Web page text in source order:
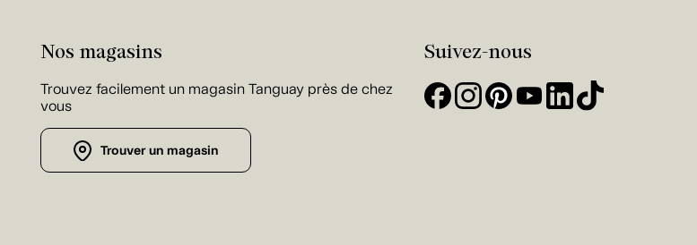
Nos magasins
Trouvez facilement un magasin Tanguay près de chez
vous
Trouver un magasin
Suivez-nous